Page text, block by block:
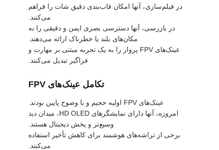
در فیلم‌سازی، آنها امکان قاب‌بندی دقیق شات را فراهم
می‌کنند.
در بازرسی، آنها دسترسی بصری ایمن و دقیقی را به
مکان‌های بلند یا خطرناک ارائه می‌دهند.
عینک‌های FPV پرواز را به یک تجربه مبتنی بر مهارت و
فراگیر تبدیل می‌کنند.
تکامل عینک‌های FPV
عینک‌های FPV اولیه حجیم و با وضوح پایین بودند.
امروزه، آنها دارای نمایشگرهای HD OLED، میدان دید
وسیع‌تر و پخش دیجیتال هستند.
برخی از تراشه‌های هوشمند برای کاهش تأخیر استفاده
می‌کنند.